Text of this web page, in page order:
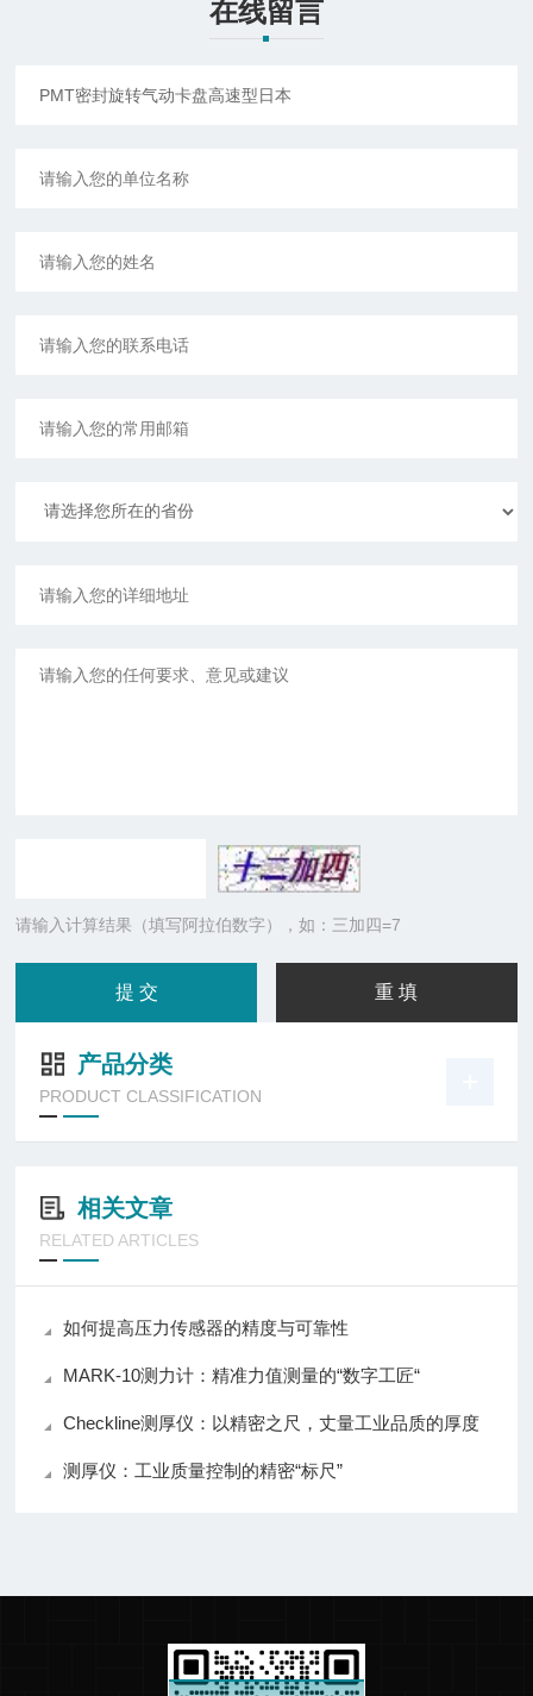
在线留言
请输入计算结果（填写阿拉伯数字），如：三加四=7
产品分类
PRODUCT CLASSIFICATION
相关文章
RELATED ARTICLES
如何提高压力传感器的精度与可靠性
MARK-10测力计：精准力值测量的“数字工匠“
Checkline测厚仪：以精密之尺，丈量工业品质的厚度
测厚仪：工业质量控制的精密“标尺”